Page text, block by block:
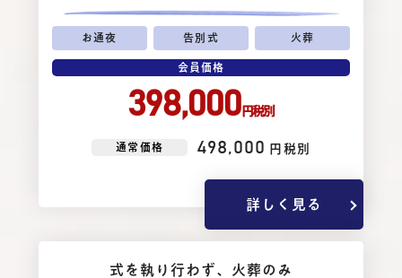
お通夜 告別式 火葬
会員価格
398,000円税別
通常価格 498,000 円税別
詳しく見る
式を執り⾏わず、⽕葬のみ